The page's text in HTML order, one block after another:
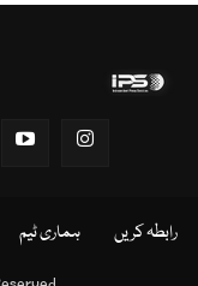
رابطہ کریں ہماری ٹیم